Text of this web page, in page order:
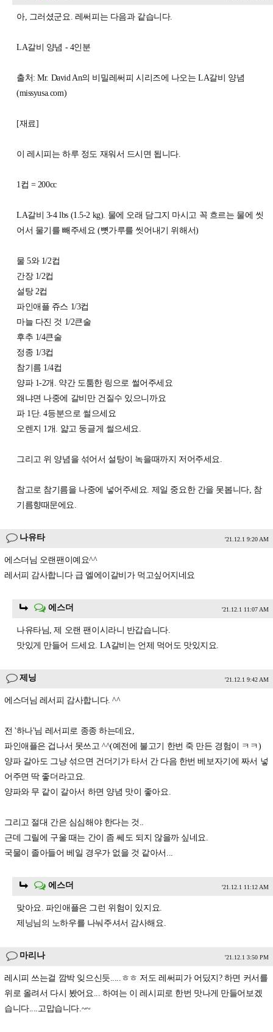
아, 그러셨군요. 레써피는 다음과 같습니다.
LA갈비 양념 - 4인분
출처: Mr. David An의 비밀레써피 시리즈에 나오는 LA갈비 양념
(missyusa.com)
[재료]
이 레시피는 하루 정도 재워서 드시면 됩니다.
1컵 = 200cc
LA갈비 3-4 lbs (1.5-2 kg). 물에 오래 담그지 마시고 꼭 흐르는 물에 씻
어서 물기를 빼주세요 (뼛가루를 씻어내기 위해서)
물 5와 1/2컵
간장 1/2컵
설탕 2컵
파인애플 쥬스 1/3컵
마늘 다진 것 1/2큰술
후추 1/4큰술
정종 1/3컵
참기름 1/4컵
양파 1-2개. 약간 도툼한 링으로 썰어주세요
왜냐면 나중에 갈비만 건질수 있으니까요
파 1단. 4등분으로 썰으세요
오렌지 1개. 얇고 둥글게 썰으세요.
그리고 위 양념을 섞어서 설탕이 녹을때까지 저어주세요.
참고로 참기름을 나중에 넣어주세요. 제일 중요한 간을 못봅니다, 참
기름향때문에요.
나유타 '21.12.1 9:20 AM
에스더님 오랜팬이예요^^
레서피 감사합니다 급 엘에이갈비가 먹고싶어지네요
에스더 '21.12.1 11:07 AM
나유타님, 제 오랜 팬이시라니 반갑습니다.
맛있게 만들어 드세요. LA갈비는 언제 먹어도 맛있지요.
제닝 '21.12.1 9:42 AM
에스더님 레서피 감사합니다. ^^
전 '하나'님 레서피로 종종 하는데요,
파인애플은 겁나서 못쓰고 ^^(예전에 불고기 한번 죽 만든 경험이 ㅋㅋ)
양파 갈아도 그냥 섞으면 건더기가 타서 간 다음 한번 베보자기에 짜서 넣
어주면 딱 좋더라고요.
양파와 무 같이 갈아서 하면 양념 맛이 좋아요.
그리고 절대 간은 심심해야 한다는 것..
근데 그릴에 구울 때는 간이 좀 쎄도 되지 않을까 싶네요.
국물이 졸아들어 베일 경우가 없을 것 같아서...
에스더 '21.12.1 11:12 AM
맞아요. 파인애플은 그런 위험이 있지요.
제닝님의 노하우를 나눠주셔서 감사해요.
마리나 '21.12.1 3:50 PM
레시피 쓰는걸 깜박 잊으신듯.....ㅎㅎ 저도 레써피가 어딨지? 하면 커서를
위로 올려서 다시 봤어요... 하여는 이 레시피로 한번 맛나게 만들어보겠
습니다....고맙습니다.~~